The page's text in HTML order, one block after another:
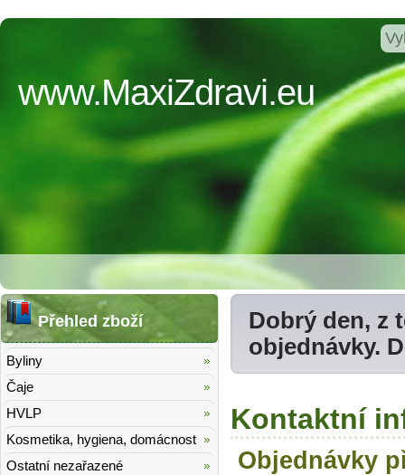
www.MaxiZdravi.eu
Dobrý den, z
objednávky.
Kontaktní
Objednávky
Přehled zboží
Byliny
Čaje
HVLP
Kosmetika, hygiena, domácnost
Ostatní nezařazené